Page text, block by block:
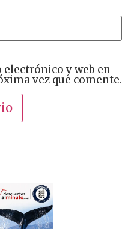
electrónico y web en
vez que comente.